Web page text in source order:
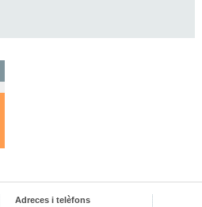
Adreces i telèfons